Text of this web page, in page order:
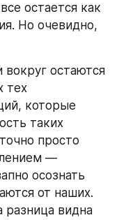
остается как
Но очевидно,
остаются
тех
которые
таких
просто
—
осознать
от наших.
разница видна